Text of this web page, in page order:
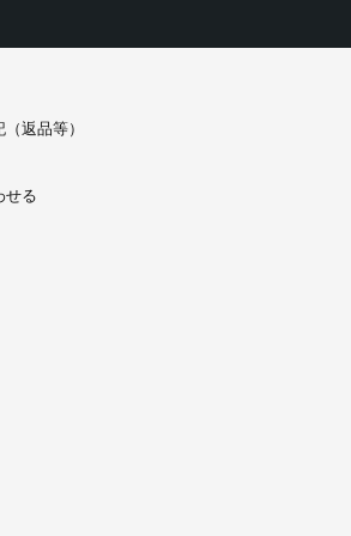
返品等）
せる